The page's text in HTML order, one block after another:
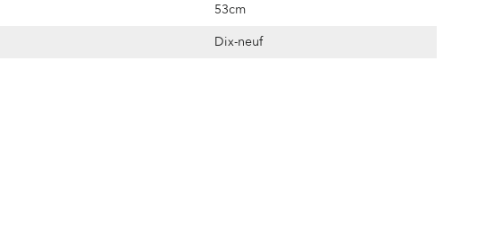
53cm
Dix-neuf